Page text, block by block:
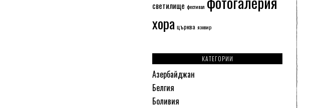
светилище фестивал
хора църква язовир
КАТЕГОРИИ
Азербайджан
Белгия
Боливия